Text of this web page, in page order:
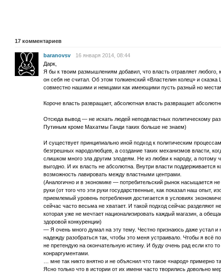
17 комментариев
baranovsv
16 января 2014, 08:44
Дарк,
Я бы к твоим размышлениям добавил, что власть отравляет любого,
он себя не считал. Об этом толкиенский «Властелин колец» и
совместно нашими и немцами как имеющими пусть разный но
Короче власть развращает, абсолютная власть развращает
Отсюда вывод — не искать людей неподвластных политическому
Путиным кроме Махатмы Ганди таких больше не знаем)
И существует принципиально иной подход к политическим
безгрешных народолюбцев, а создание таких механизмов власти,
слишком много зла другим злодеям. Не из любви к народу, а потому
выгодно. И их власть не абсолютна. Внутри власти поддерживается
возможность лавировать между властными центрами.
(Аналогично и в экономике — потребительский рынок насыщается не
руки (от того что эти руки государственные, как показал наш опыт,
приемлемый уровень потребления достигается в условиях
сейчас часто весьма не хватает. И такой подход сейчас разделяют
которая уже не мечтает национализировать каждый магазин, а
здоровой конкуренции)
— Я очень много думал на эту тему. Честно признаюсь даже устал и
надежду разобраться так, чтобы это меня устраивало. Чтобы я всё
не претендую на окончательную истину. И буду очень рад если кто
конраргументами.
… мне так никто внятно и не объяснил что такое «народ» примерно
Ясно только что в истории от их имени часто творились довольно